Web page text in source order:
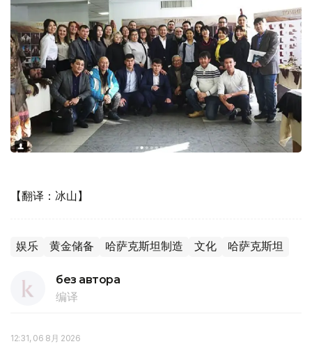
【翻译：冰山】
娱乐 黄金储备 哈萨克斯坦制造 文化 哈萨克斯坦
без автора
编译
12:31, 06 8月 2026